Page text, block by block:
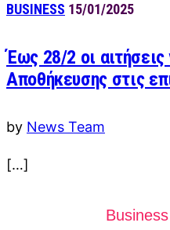
BUSINESS 15/01/2025
Έως 28/2 οι
Αποθήκευσης στις
by News Team
[…]